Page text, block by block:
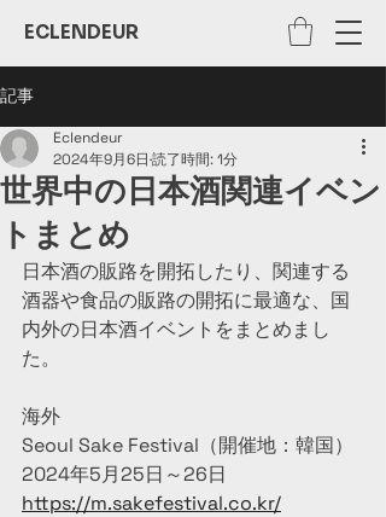
ECLENDEUR
記事
世界中の日本酒関連イベン
トまとめ
Eclendeur
2024年9月6日 読了時間: 1分
日本酒の販路を開拓したり、関連する
酒器や食品の販路の開拓に最適な、国
内外の日本酒イベントをまとめまし
た。
海外
Seoul Sake Festival（開催地：韓国）
2024年5月25日～26日
https://m.sakefestival.co.kr/